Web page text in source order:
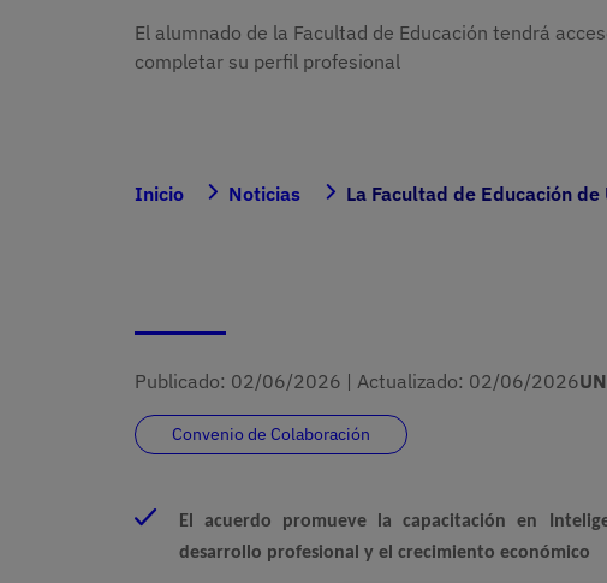
El alumnado de la Facultad de Educación tendrá
completar su perfil profesional
Inicio Noticias La Facultad de Educación
Publicado: 02/06/2026 | Actualizado: 02/06/2026
Convenio de Colaboración
El acuerdo promueve la capacitación en
desarrollo profesional y el crecimiento económico